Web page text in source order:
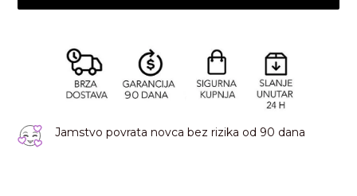
Jamstvo povrata novca bez rizika od 90 dana